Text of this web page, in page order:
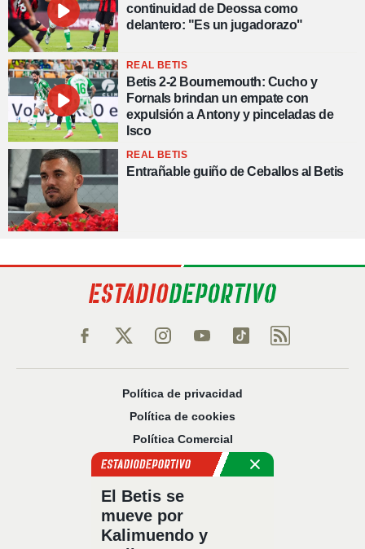
continuidad de Deossa como
delantero: "Es un jugadorazo"
REAL BETIS
Betis 2-2 Bournemouth: Cucho y
Fornals brindan un empate con
expulsión a Antony y pinceladas de
Isco
REAL BETIS
Entrañable guiño de Ceballos al Betis
Política de privacidad
Política de cookies
Política Comercial
Aviso legal
Código Ético
El Betis se
mueve por
Kalimuendo y